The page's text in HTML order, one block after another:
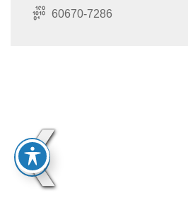
60670-7286
❮